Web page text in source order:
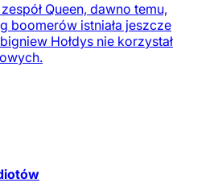
Queen, dawno temu,
boomerów istniała jeszcze
Hołdys nie korzystał